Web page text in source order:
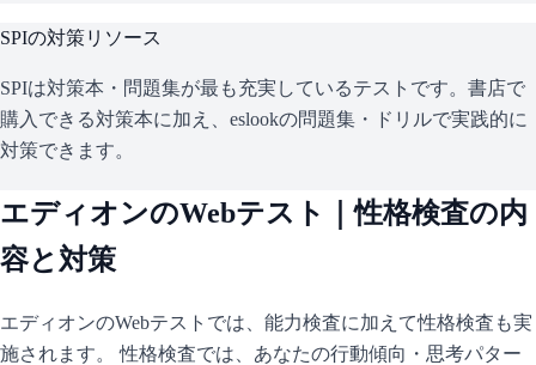
SPIの対策リソース
SPIは対策本・問題集が最も充実しているテストです。書店で
購入できる対策本に加え、eslookの問題集・ドリルで実践的に
対策できます。
エディオンのWebテスト｜性格検査の内
容と対策
エディオンのWebテストでは、能力検査に加えて性格検査も実
施されます。 性格検査では、あなたの行動傾向・思考パター